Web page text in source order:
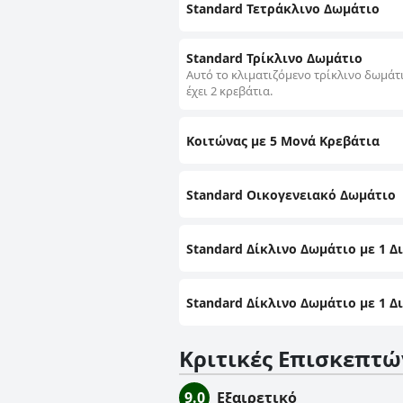
ποικίλλει στην απόδοσή της, με
μειώνει σημαντικά τη συνολική
φημίζεται για την εξαιρετική του
εξυπηρέτηση του προσωπικού,
γαλήνια διαμονή στο Μαρακές.
Standard Τετράκλινο Δωμάτιο
Standard Τρίκλινο Δωμάτιο
Αυτό το κλιματιζόμενο τρίκλινο
έχει 2 κρεβάτια.
Κοιτώνας με 5 Μονά Κρεβάτια
Standard Οικογενειακό Δωμάτιο
Standard Δίκλινο Δωμάτιο με 1
Standard Δίκλινο Δωμάτιο με 1
Κριτικές
9.0 Εξαιρετικό